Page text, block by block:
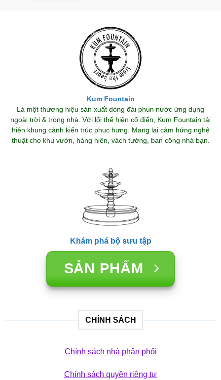
Kum Fountain
Là một thương hiệu sản xuất dòng đài phun nước ứng dụng
ngoài trời & trong nhà. Với lối thể hiện cổ điển, Kum Fountain tái
hiện khung cảnh kiến trúc phục hưng. Mang lại cảm hứng nghệ
thuật cho khu vườn, hàng hiên, vách tường, ban công nhà bạn.
Khám phá bộ sưu tập
SẢN PHẨM
CHÍNH SÁCH
Chính sách nhà phân phối
Chính sách quyền riêng tư